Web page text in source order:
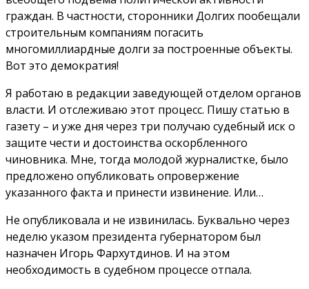
граждан. В частности, сторонники Долгих пообещали
строительным компаниям погасить
многомиллиардные долги за построенные объекты.
Вот это демократия!
Я работаю в редакции заведующей отделом органов
власти. И отслеживаю этот процесс. Пишу статью в
газету – и уже дня через три получаю судебный иск о
защите чести и достоинства оскорбленного
чиновника. Мне, тогда молодой журналистке, было
предложено опубликовать опровержение
указанного факта и принести извинение. Или…
Не опубликовала и не извинилась. Буквально через
неделю указом президента губернатором был
назначен Игорь Фархутдинов. И на этом
необходимость в судебном процессе отпала.